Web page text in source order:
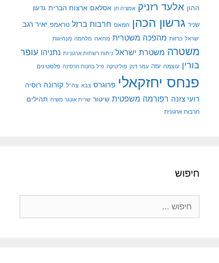
ההון אלעד רזניק אמציה חן אסלאם ארצות הברית גדעון
שניר גרשון הכהן חמאס חרבות ברזל טראמפ יאיר רגב
ישראל כרזות מהפכה משטרית מחאה מלחמה מנהיגות
משטרה משטרת ישראל ניתוח רשתות ארגוניות נתניהו עופר
בורין עוצמה עזה עמר דנק פוליטיקה פיל בחנות חרסינה פלסטינים
פנחס יחזקאלי פרוגרס צבא צה"ל קורונה רוסיה
רועי צזנה רפורמה משפטית שיטור שרית אונגר משיח תהילים
תרבות ארגונית
חיפוש